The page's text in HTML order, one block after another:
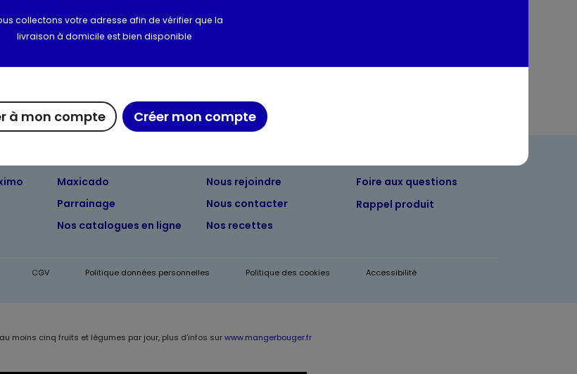
Informations complémentaires
Maxicado
Parrainage
Nos catalogues en ligne
Nous rejoindre
Nous contacter
Nos recettes
Foire aux questions
Rappel produit
CGV Politique données personnelles Politique des cookies Accessibilité
au moins cinq fruits et légumes par jour, plus d’infos surwww.mangerbouger.fr
collectons votre adresse afin de vérifier que la
livraison à domicile est bien disponible
à mon compte Créer mon compte